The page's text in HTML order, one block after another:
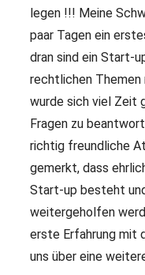
legen !!! Meine
paar Tagen ein
dran sind ein Start-
rechtlichen Themen
wurde sich viel Zeit
Fragen zu
richtig freundliche
gemerkt, dass
Start-up besteht
weitergeholfen
erste Erfahrung mit
uns über eine